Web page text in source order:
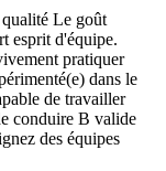
Le goût
esprit d'équipe.
pratiquer
dans le
de travailler
conduire B valide
des équipes